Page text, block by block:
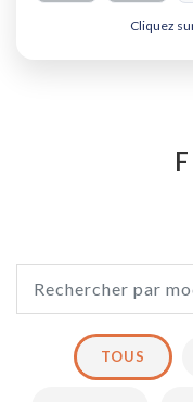
Cliquez
TOUS